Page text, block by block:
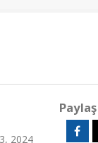
2024
Paylaş